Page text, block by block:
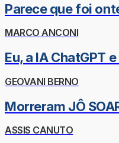
Parece que foi
MARCO ANCONI
Eu, a IA ChatGPT
GEOVANI BERNO
Morreram JÔ
ASSIS CANUTO